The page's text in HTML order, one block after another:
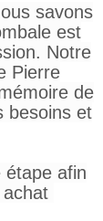
savons
est
Notre
Pierre
de
besoins et
étape afin